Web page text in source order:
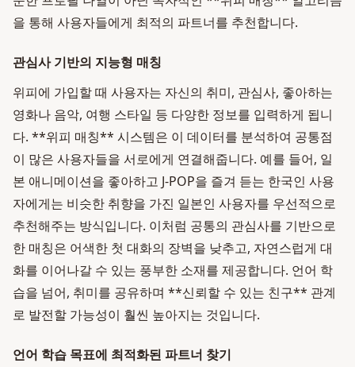
을 통해 사용자들에게 최적의 파트너를 추천합니다.
관심사 기반의 지능형 매칭
위피에 가입할 때 사용자는 자신의 취미, 관심사, 좋아하는
영화나 음악, 여행 스타일 등 다양한 정보를 입력하게 됩니
다. **위피 매칭** 시스템은 이 데이터를 분석하여 공통점
이 많은 사용자들을 서로에게 연결해줍니다. 예를 들어, 일
본 애니메이션을 좋아하고 J-POP을 즐겨 듣는 한국인 사용
자에게는 비슷한 취향을 가진 일본인 사용자를 우선적으로
추천해주는 방식입니다. 이처럼 공통의 관심사를 기반으로
한 매칭은 어색한 첫 대화의 장벽을 낮추고, 자연스럽게 대
화를 이어나갈 수 있는 풍부한 소재를 제공합니다. 언어 학
습을 넘어, 취미를 공유하며 **신뢰할 수 있는 친구** 관계
로 발전할 가능성이 훨씬 높아지는 것입니다.
언어 학습 목표에 최적화된 파트너 찾기